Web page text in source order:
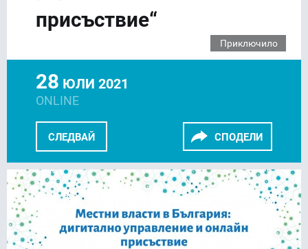
присъствие“
Приключило
СЛЕДВАЙ СПОДЕЛИ
28 ЮЛИ 2021
ONLINE
FACEBOOK LINKEDIN